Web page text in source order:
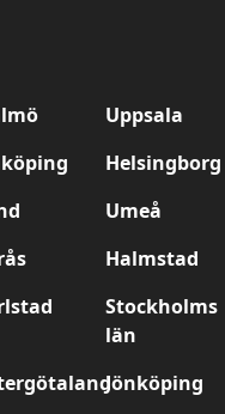
Uppsala
Helsingborg
Umeå
Halmstad
Stockholms
län
Jönköping